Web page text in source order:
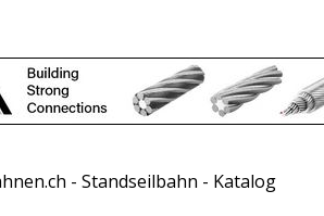
- Standseilbahn - Katalog